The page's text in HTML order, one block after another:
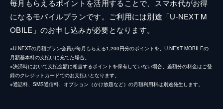
毎月もらえるポイントを活用することで、スマホ代がお得
になるモバイルプランです。ご利用には別途「U-NEXT M
OBILE」のお申し込みが必要となります。
※U-NEXTの月額プラン会員が毎月もらえる1,200円分のポイントを、U-NEXT MOBILEの
月額基本料の支払いに充てた場合。
※決済時において支払金額に相当するポイントを保有していない場合、差額分の料金はご登
録のクレジットカードでのお支払いとなります。
※通話料、SMS通信料、オプション（かけ放題など）の月額利用料は別途発生します。